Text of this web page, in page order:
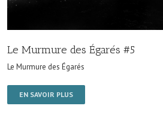
Le Murmure des Égarés #5
Le Murmure des Égarés
EN SAVOIR PLUS